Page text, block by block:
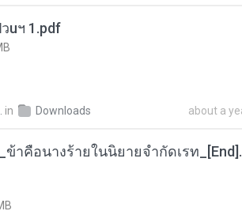
uฯ 1.pdf
in Downloads about a
ข้าคือนางร้ายในนิยายจำกัดเรท_[End].